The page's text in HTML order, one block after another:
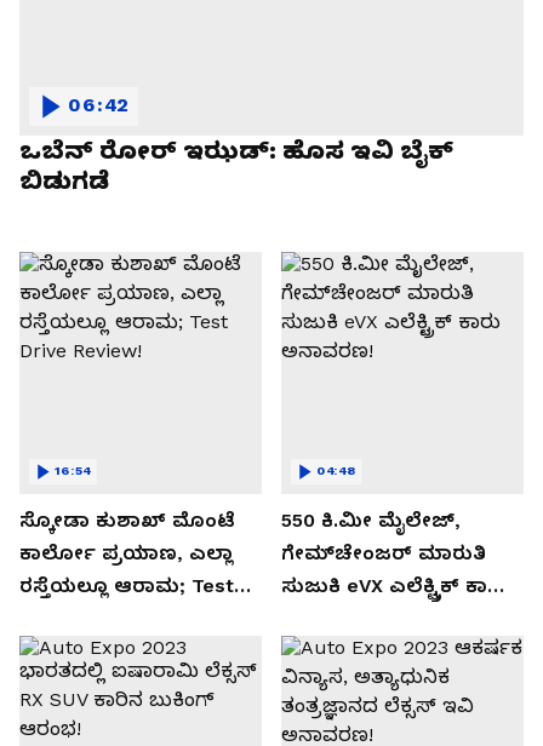
ಒಬೆನ್ ರೋರ್ ಇಝಡ್: ಹೊಸ ಇವಿ ಬೈಕ್
ಬಿಡುಗಡೆ
06:42
ಸ್ಕೋಡಾ ಕುಶಾಖ್ ಮೊಂಟೆ
ಕಾರ್ಲೋ ಪ್ರಯಾಣ, ಎಲ್ಲಾ
ರಸ್ತೆಯಲ್ಲೂ ಆರಾಮ; Test
16:54
550 ಕಿ.ಮೀ ಮೈಲೇಜ್,
ಗೇಮ್‌ಚೇಂಜರ್ ಮಾರುತಿ
ಸುಜುಕಿ eVX ಎಲೆಕ್ಟ್ರಿಕ್ ಕಾರು
04:48